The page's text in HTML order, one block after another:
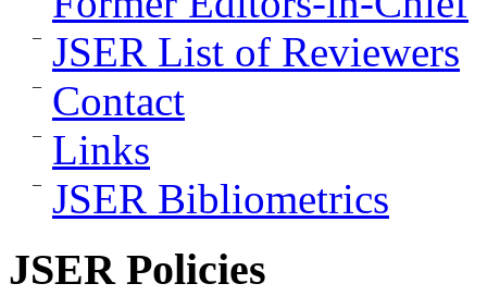
JSER List of Reviewers
Contact
Links
JSER Bibliometrics
JSER Policies